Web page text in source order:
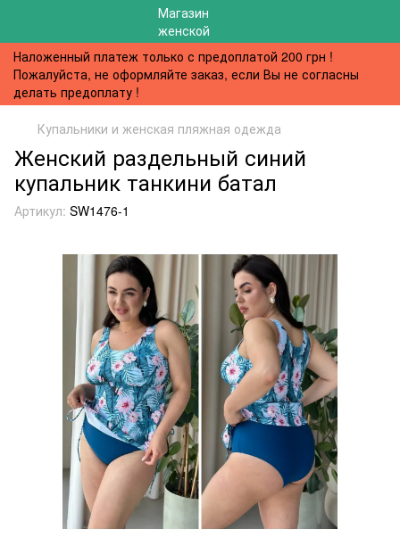
Наложенный платеж только с предоплатой 200 грн !
Пожалуйста, не оформляйте заказ, если Вы не согласны
делать предоплату !
Купальники и женская пляжная одежда
Женский раздельный синий
купальник танкини батал
Артикул: SW1476-1